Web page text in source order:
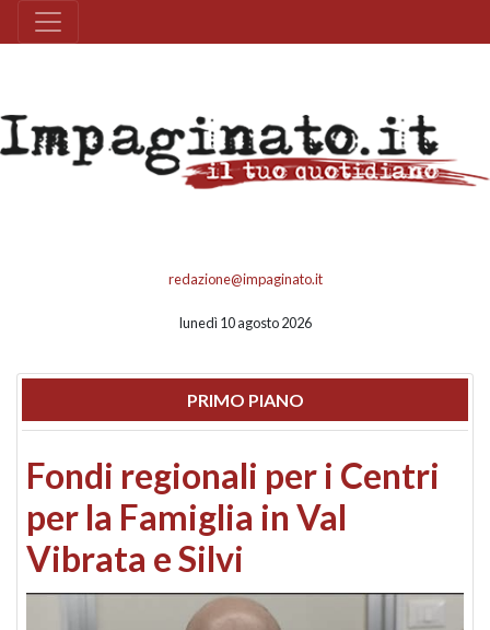
redazione@impaginato.it
lunedì 10 agosto 2026
PRIMO PIANO
Fondi regionali per i Centri
per la Famiglia in Val
Vibrata e Silvi